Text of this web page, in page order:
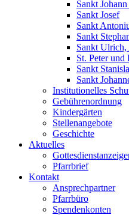
Sankt
Sankt Josef
Sankt
Sankt
Sankt Ulrich,
St. Peter
Sankt
Sankt
Institutionelles
Gebührenordnung
Kindergärten
Stellenangebote
Geschichte
Aktuelles
Pfarrbrief
Kontakt
Ansprechpartner
Pfarrbüro
Spendenkonten